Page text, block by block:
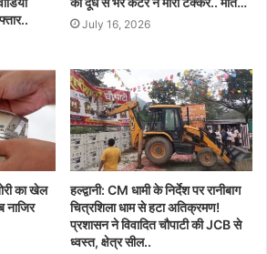
July 16, 2026
का खेल
नाजिर
हल्द्वानी: CM धामी के निर्देश पर रानीबाग
चित्रशिला धाम से हटा अतिक्रमण!
प्रशासन ने विवादित चौपाटी की JCB से
ध्वस्त, क्षेत्र सील..